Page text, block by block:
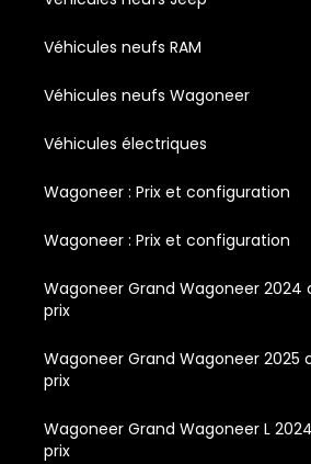
Véhicules neufs RAM
Véhicules neufs Wagoneer
Véhicules électriques
Wagoneer : Prix et configuration
Wagoneer : Prix et configuration
Wagoneer Grand Wagoneer
prix
Wagoneer Grand Wagoneer
prix
Wagoneer Grand Wagoneer L
prix